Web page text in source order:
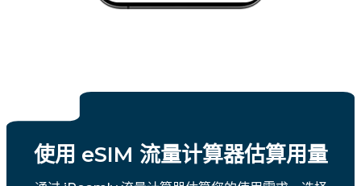
使用 eSIM 流量计算器估算用量